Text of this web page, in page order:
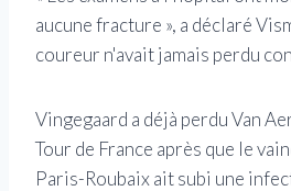
aucune fracture », a déclaré
coureur n'avait jamais perdu
Vingegaard a déjà perdu Van
Tour de France après que le
Paris-Roubaix ait subi une